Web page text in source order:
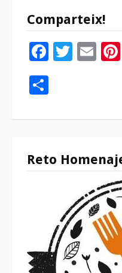
Comparteix!
Reto